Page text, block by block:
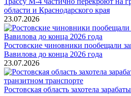
области и Краснодарского края
23.07.2026
Ростовские чиновники пообещали
Вавилова до конца 2026 года
23.07.2026
Ростовская область захотела